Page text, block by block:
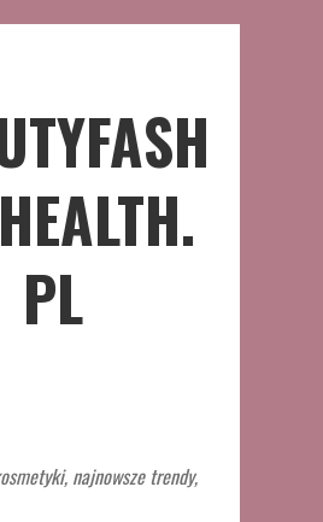
PL
najnowsze trendy,